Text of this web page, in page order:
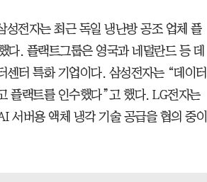
전자는 최근 독일 냉난방 공조 업체 플
. 플랙트그룹은 영국과 네덜란드 등 데
센터 특화 기업이다. 삼성전자는 “데이터
플랙트를 인수했다”고 했다. LG전자는
서버용 액체 냉각 기술 공급을 협의 중이